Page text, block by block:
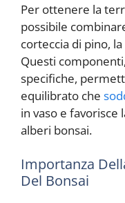
Per ottenere la
possibile
corteccia di pino,
Questi
specifiche,
equilibrato che
in vaso e favorisce
alberi bonsai.
Importanza
Del Bonsai